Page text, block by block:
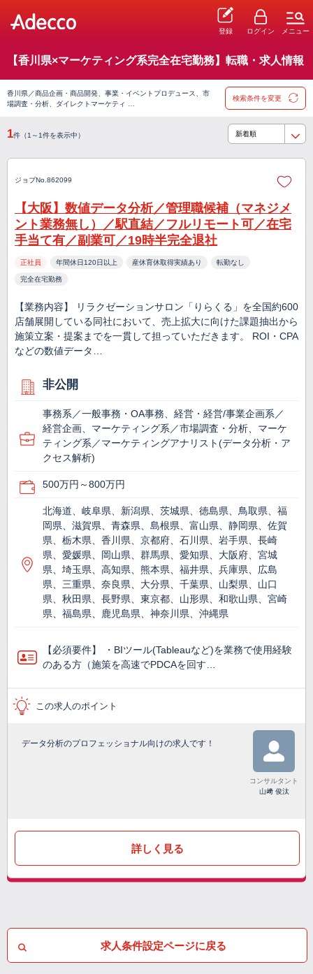
登録 ログイン メニュー
【香川県×マーケティング系完全在宅勤務】転職・求人情報
香川県／商品企画・商品開発、事業・イベントプロデュース、市
場調査・分析、ダイレクトマーケティ …
検索条件を変更
1件（1～1件を表示中）
ジョブNo.862099
【大阪】数値データ分析／管理職候補（マネジメ
ント業務無し）／駅直結／フルリモート可／在宅
手当て有／副業可／19時半完全退社
正社員 年間休日120日以上 産休育休取得実績あり 転勤なし
完全在宅勤務
【業務内容】 リラクゼーションサロン「りらくる」を全国約600
店舗展開している同社において、売上拡大に向けた課題抽出から
施策立案・提案までを一貫して担っていただきます。 ROI・CPA
などの数値データ…
非公開
事務系／一般事務・OA事務、経営・経営/事業企画系／
経営企画、マーケティング系／市場調査・分析、マーケ
ティング系／マーケティングアナリスト(データ分析・ア
クセス解析)
500万円～800万円
北海道、岐阜県、新潟県、茨城県、徳島県、鳥取県、福
岡県、滋賀県、青森県、島根県、富山県、静岡県、佐賀
県、栃木県、香川県、京都府、石川県、岩手県、長崎
県、愛媛県、岡山県、群馬県、愛知県、大阪府、宮城
県、埼玉県、高知県、熊本県、福井県、兵庫県、広島
県、三重県、奈良県、大分県、千葉県、山梨県、山口
県、秋田県、長野県、東京都、山形県、和歌山県、宮崎
県、福島県、鹿児島県、神奈川県、沖縄県
【必須要件】 ・BIツール(Tableauなど)を業務で使⽤経験
のある方（施策を高速でPDCAを回す…
この求人のポイント
データ分析のプロフェッショナル向けの求人です！
コンサルタント
山﨑 俊汰
詳しく見る
求人条件設定ページに戻る